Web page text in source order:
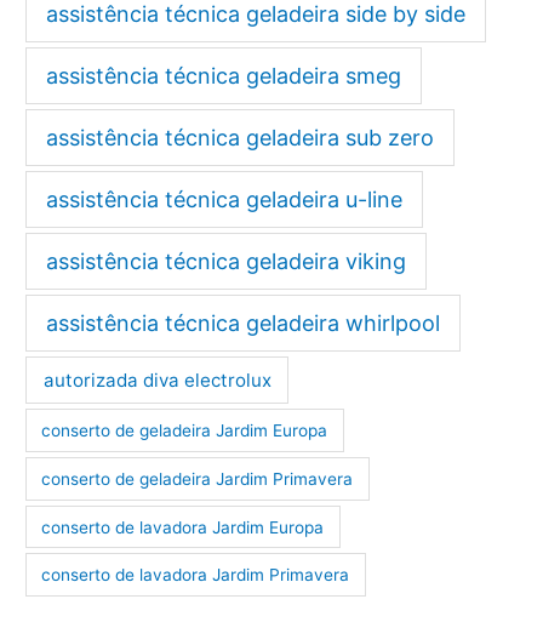
assistência técnica geladeira side by side
assistência técnica geladeira smeg
assistência técnica geladeira sub zero
assistência técnica geladeira u-line
assistência técnica geladeira viking
assistência técnica geladeira whirlpool
autorizada diva electrolux
conserto de geladeira Jardim Europa
conserto de geladeira Jardim Primavera
conserto de lavadora Jardim Europa
conserto de lavadora Jardim Primavera